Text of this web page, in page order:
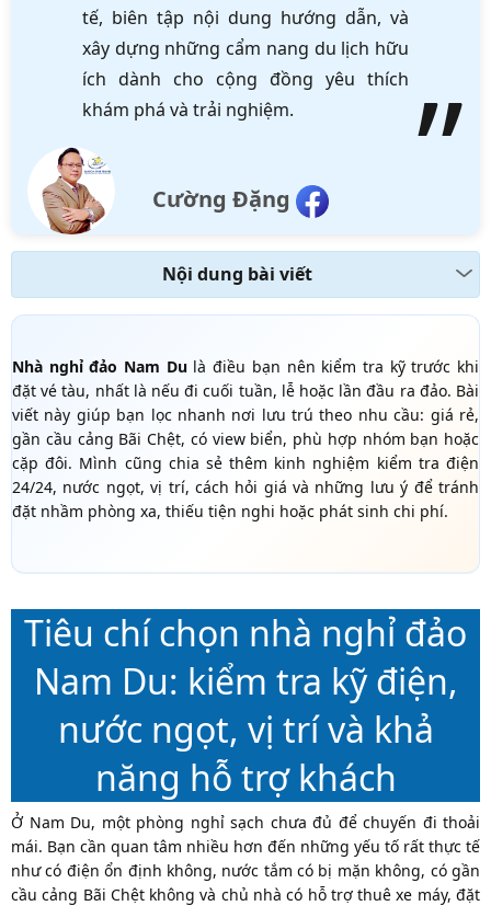
tế, biên tập nội dung hướng dẫn, và
xây dựng những cẩm nang du lịch hữu
ích dành cho cộng đồng yêu thích
khám phá và trải nghiệm.
Cường Đặng
Nội dung bài viết
Nhà nghỉ đảo Nam Dulà điều bạn nên kiểm tra kỹ trước khi
đặt vé tàu, nhất là nếu đi cuối tuần, lễ hoặc lần đầu ra đảo. Bài
viết này giúp bạn lọc nhanh nơi lưu trú theo nhu cầu: giá rẻ,
gần cầu cảng Bãi Chệt, có view biển, phù hợp nhóm bạn hoặc
cặp đôi. Mình cũng chia sẻ thêm kinh nghiệm kiểm tra điện
24/24, nước ngọt, vị trí, cách hỏi giá và những lưu ý để tránh
đặt nhầm phòng xa, thiếu tiện nghi hoặc phát sinh chi phí.
Tiêu chí chọn nhà nghỉ đảo
Nam Du: kiểm tra kỹ điện,
nước ngọt, vị trí và khả
năng hỗ trợ khách
Ở Nam Du, một phòng nghỉ sạch chưa đủ để chuyến đi thoải
mái. Bạn cần quan tâm nhiều hơn đến những yếu tố rất thực tế
như có điện ổn định không, nước tắm có bị mặn không, có gần
cầu cảng Bãi Chệt không và chủ nhà có hỗ trợ thuê xe máy, đặt